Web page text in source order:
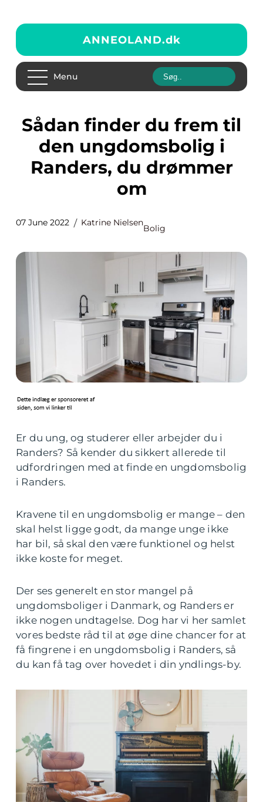
ANNEOLAND.dk
Menu
Sådan finder du frem til
den ungdomsbolig i
Randers, du drømmer
om
07 June 2022 Katrine Nielsen
Bolig
Er du ung, og studerer eller arbejder du i
Randers? Så kender du sikkert allerede til
udfordringen med at finde en ungdomsbolig
i Randers.
Kravene til en ungdomsbolig er mange – den
skal helst ligge godt, da mange unge ikke
har bil, så skal den være funktionel og helst
ikke koste for meget.
Der ses generelt en stor mangel på
ungdomsboliger i Danmark, og Randers er
ikke nogen undtagelse. Dog har vi her samlet
vores bedste råd til at øge dine chancer for at
få fingrene i en ungdomsbolig i Randers, så
du kan få tag over hovedet i din yndlings-by.